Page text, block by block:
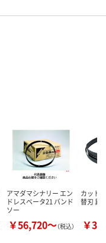
アマダマシナリー エン
ドレスベータ21 バンド
ソー
￥56,720～（税込）
カット
替刃 異
￥